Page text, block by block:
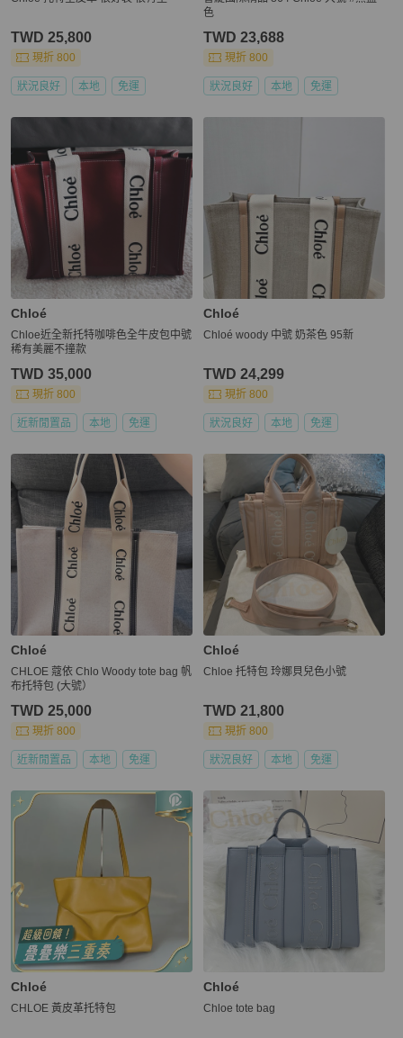
TWD 25,800
現折 800
狀況良好 本地 免運
色
TWD 23,688
現折 800
狀況良好 本地 免運
Chloé
Chloe近全新托特咖啡色全牛皮包中號
稀有美麗不撞款
TWD 35,000
現折 800
近新閒置品 本地 免運
Chloé
Chloé woody 中號 奶茶色 95新
TWD 24,299
現折 800
狀況良好 本地 免運
Chloé
CHLOE 蔻依 Chlo Woody tote bag 帆
布托特包 (大號）
TWD 25,000
現折 800
近新閒置品 本地 免運
Chloé
Chloe 托特包 玲娜貝兒色小號
TWD 21,800
現折 800
狀況良好 本地 免運
Chloé
CHLOE 黃皮革托特包
Chloé
Chloe tote bag